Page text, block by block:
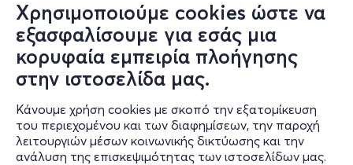
Χρησιμοποιούμε cookies ώστε να
εξασφαλίσουμε για εσάς μια
κορυφαία εμπειρία πλοήγησης
στην ιστοσελίδα μας.
Κάνουμε χρήση cookies με σκοπό την εξατομίκευση
του περιεχομένου και των διαφημίσεων, την παροχή
λειτουργιών μέσων κοινωνικής δικτύωσης και την
ανάλυση της επισκεψιμότητας των ιστοσελίδων μας.
Πληροφορίες
Υποστήριξη
Stay Connected